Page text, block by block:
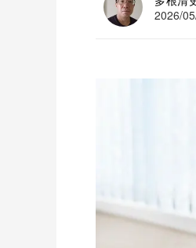
2026/